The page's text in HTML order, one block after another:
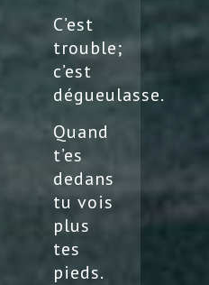
C’est
trouble;
c’est
dégueulasse.
Quand
t’es
dedans
tu vois
plus
tes
pieds.